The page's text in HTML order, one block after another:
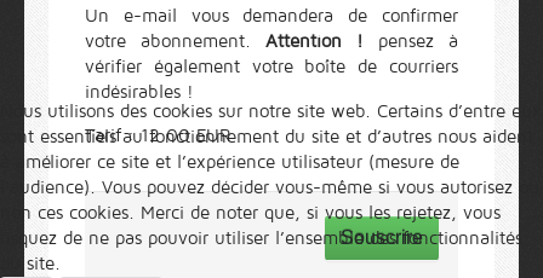
Un e-mail vous demandera de confirmer
votre abonnement. Attention !
pensez à
vérifier également votre boîte de courriers
indésirables !
Tarif : 12.00 EUR
Souscrire
Nous utilisons des cookies sur notre site web. Certains d’entre eux
sont essentiels au fonctionnement du site et d’autres nous aident
à améliorer ce site et l’expérience utilisateur (mesure de
l'audience). Vous pouvez décider vous-même si vous autorisez ou
non ces cookies. Merci de noter que, si vous les rejetez, vous
risquez de ne pas pouvoir utiliser l’ensemble des fonctionnalités
du site.